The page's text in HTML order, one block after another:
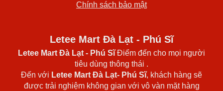
Chính sách bảo mật
Letee Mart Đà Lạt - Phú Sĩ
Letee Mart Đà Lạt - Phú SĩĐiểm đến cho mọi người
tiêu dùng thông thái .
Đến với Letee Mart Đà Lạt- Phú Sĩ, khách hàng sẽ
được trải nghiệm không gian với vô vàn mặt hàng